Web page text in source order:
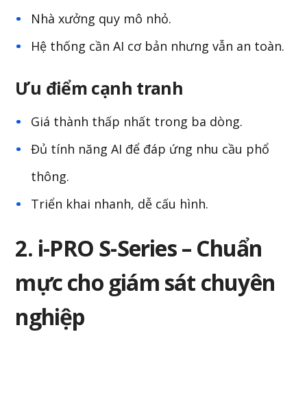
Nhà xưởng quy mô nhỏ.
Hệ thống cần AI cơ bản nhưng vẫn an toàn.
Ưu điểm cạnh tranh
Giá thành thấp nhất trong ba dòng.
Đủ tính năng AI để đáp ứng nhu cầu phổ
thông.
Triển khai nhanh, dễ cấu hình.
2. i-PRO S-Series – Chuẩn
mực cho giám sát chuyên
nghiệp